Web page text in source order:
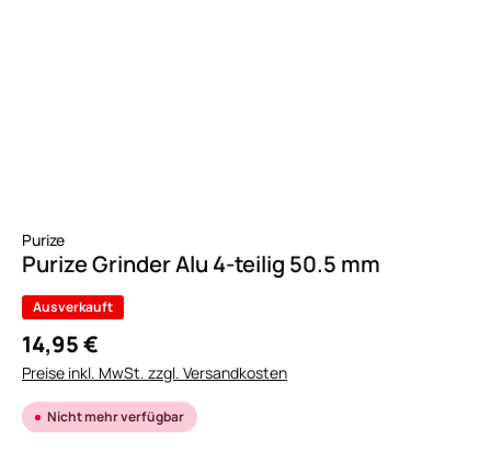
Purize
Purize Grinder Alu 4-teilig 50.5 mm
Ausverkauft
14,95 €
Preise inkl. MwSt. zzgl. Versandkosten
Nicht mehr verfügbar